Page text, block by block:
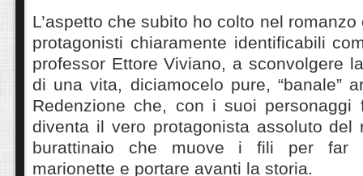
L’aspetto che subito ho colto nel
protagonisti chiaramente identificabili
professor Ettore Viviano, a sconvolgere
di una vita, diciamocelo pure, “banale”
Redenzione che, con i suoi personaggi
diventa il vero protagonista assoluto del
burattinaio che muove i fili per far
marionette e portare avanti la storia.